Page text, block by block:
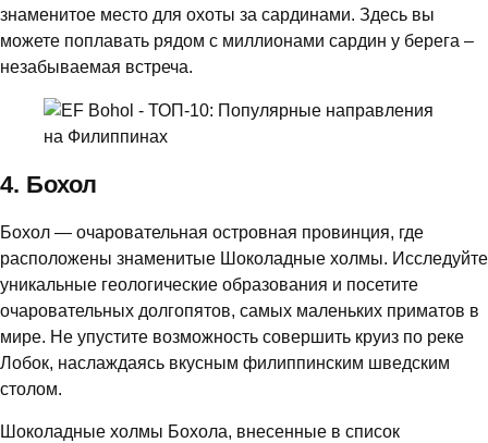
знаменитое место для охоты за сардинами. Здесь вы
можете поплавать рядом с миллионами сардин у берега –
незабываемая встреча.
4. Бохол
Бохол — очаровательная островная провинция, где
расположены знаменитые Шоколадные холмы. Исследуйте
уникальные геологические образования и посетите
очаровательных долгопятов, самых маленьких приматов в
мире. Не упустите возможность совершить круиз по реке
Лобок, наслаждаясь вкусным филиппинским шведским
столом.
Шоколадные холмы Бохола, внесенные в список